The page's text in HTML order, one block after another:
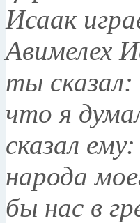
Исаак
Авимелех
ты сказал:
что я
сказал
народа
бы нас в